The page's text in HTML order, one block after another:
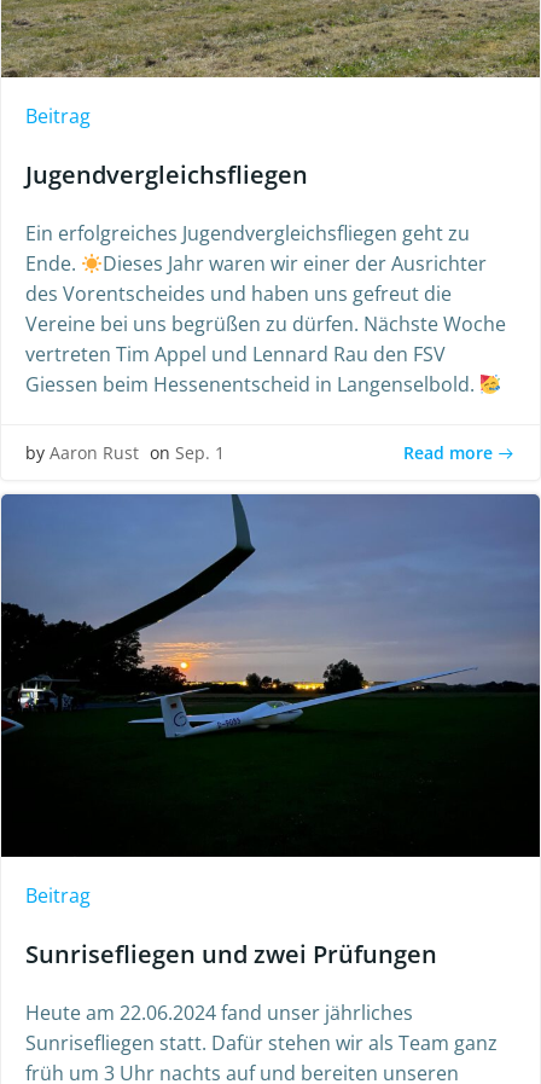
Beitrag
Jugendvergleichsfliegen
Ein erfolgreiches Jugendvergleichsfliegen geht zu
Ende.
Dieses Jahr waren wir einer der Ausrichter
des Vorentscheides und haben uns gefreut die
Vereine bei uns begrüßen zu dürfen. Nächste Woche
vertreten Tim Appel und Lennard Rau den FSV
Giessen beim Hessenentscheid in Langenselbold.
by Aaron Rust on Sep. 1 Read more
Beitrag
Sunrisefliegen und zwei Prüfungen
Heute am 22.06.2024 fand unser jährliches
Sunrisefliegen statt. Dafür stehen wir als Team ganz
früh um 3 Uhr nachts auf und bereiten unseren